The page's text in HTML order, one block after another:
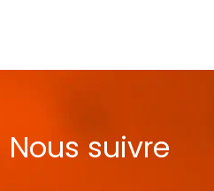
Nous suivre